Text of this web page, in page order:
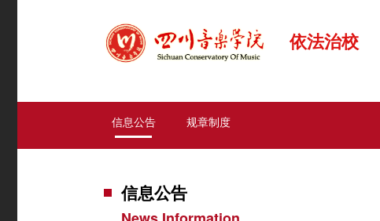
依法治校
信息公告 规章制度
信息公告